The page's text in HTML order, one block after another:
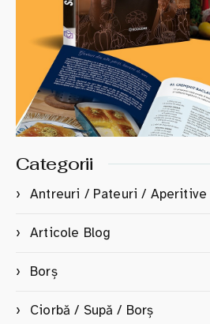
Categorii
Antreuri / Pateuri / Aperitive
Articole Blog
Borș
Ciorbă / Supă / Borș